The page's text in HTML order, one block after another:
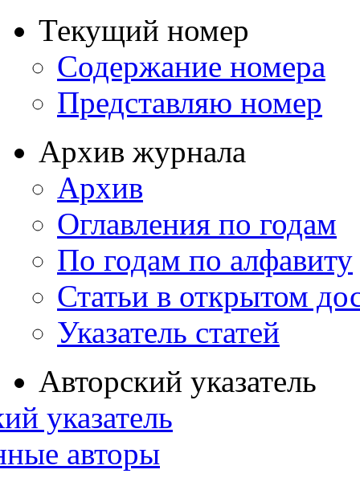
Текущий номер
Содержание номера
Представляю номер
Архив журнала
Архив
Оглавления по годам
По годам по алфавиту
Статьи в открытом
Указатель статей
Авторский указатель
указатель
авторы